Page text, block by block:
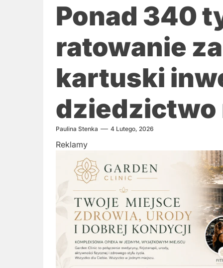
Ponad 340
ratowanie
kartuski
dziedzictwo
Paulina Stenka 4 Lutego, 2026
Reklamy